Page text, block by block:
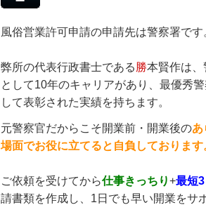
風俗営業許可申請の申請先は警察署です
弊所の代表行政書士である勝本賢作は、
として10年のキャリアがあり、最優秀警
して表彰された実績を持ちます。
元警察官だからこそ開業前・開業後のあ
場面でお役に立てると自負しております
ご依頼を受けてから仕事きっちり+最短3
請書類を作成し、1日でも早い開業をサ